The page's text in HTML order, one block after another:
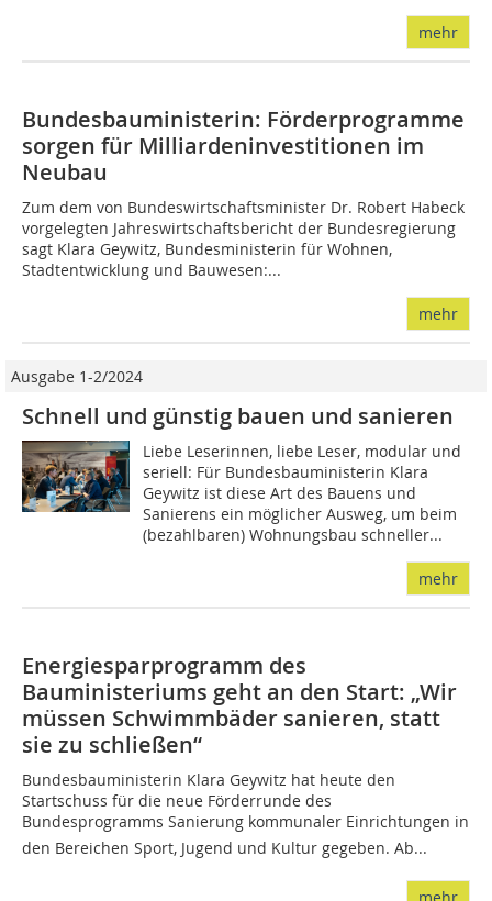
mehr
Bundesbauministerin: Förderprogramme
sorgen für Milliardeninvestitionen im
Neubau
Zum dem von Bundeswirtschaftsminister Dr. Robert Habeck
vorgelegten Jahreswirtschaftsbericht der Bundesregierung
sagt Klara Geywitz, Bundesministerin für Wohnen,
Stadtentwicklung und Bauwesen:...
mehr
Ausgabe 1-2/2024
Schnell und günstig bauen und sanieren
Liebe Leserinnen, liebe Leser, modular und
seriell: Für Bundesbauministerin Klara
Geywitz ist diese Art des Bauens und
Sanierens ein möglicher Ausweg, um beim
(bezahlbaren) Wohnungsbau schneller...
mehr
Energiesparprogramm des
Bauministeriums geht an den Start: „Wir
müssen Schwimmbäder sanieren, statt
sie zu schließen“
Bundesbauministerin Klara Geywitz hat heute den
Startschuss für die neue Förderrunde des
Bundesprogramms Sanierung kommunaler Einrichtungen in
den Bereichen Sport, Jugend und Kultur gegeben. Ab...